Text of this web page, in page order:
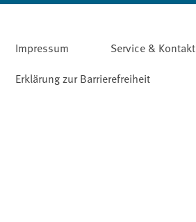
Impressum Service & Kontakt
Erklärung zur Barrierefreiheit